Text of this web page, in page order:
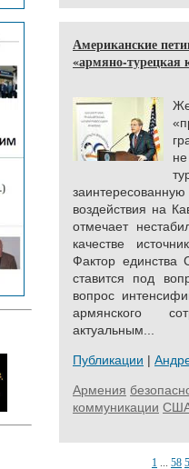
Американские
«армяно-турецкая
воздействия на
отмечает
качестве
Фактор единства
ставится под
вопрос
армянского
актуальным...
Публикации |
Армения
коммуникации
1 ... 58